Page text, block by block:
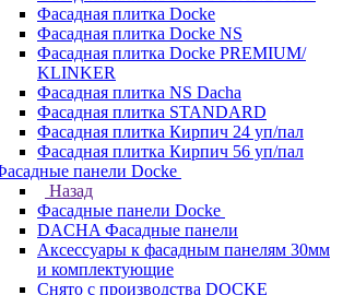
Фасадная плитка Docke
Фасадная плитка Docke NS
Фасадная плитка Docke PREMIUM/
KLINKER
Фасадная плитка NS Dacha
Фасадная плитка STANDARD
Фасадная плитка Кирпич 24 уп/пал
Фасадная плитка Кирпич 56 уп/пал
панели Docke
Назад
Фасадные панели Docke
DACHA Фасадные панели
Аксессуары к фасадным панелям 30мм
и комплектующие
Снято с производства DOCKE